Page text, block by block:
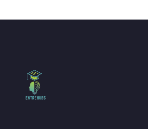
fikirleri somut eylemlere
artıran ve sosyal açıdan
uygulamalar sağlayan kritik